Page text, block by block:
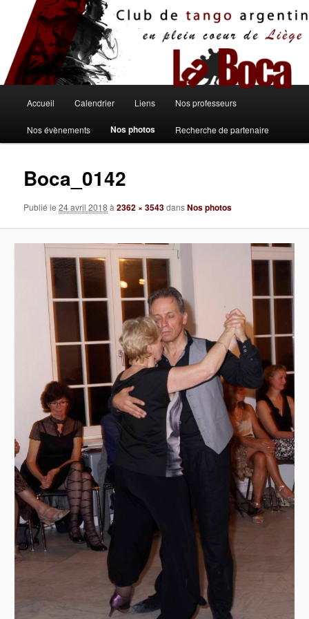
contenu
principal
principal
Accueil Calendrier Liens Nos professeurs
Nos évènements Nos photos Recherche de partenaire
Boca_0142
Publié le24 avril 2018 à2362 × 3543dansNos photos